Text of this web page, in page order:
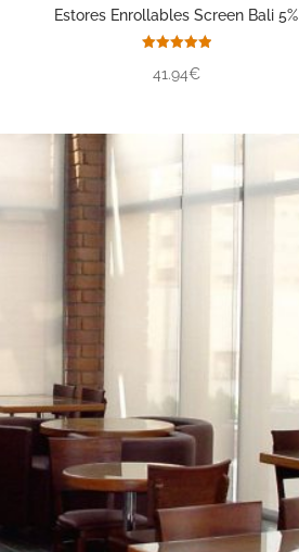
Estores Enrollables Screen Bali 5%
con
41.94€